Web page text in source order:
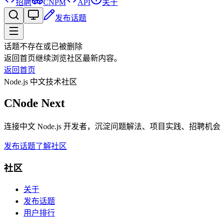
招聘 CNPM API
关于
发布话题
话题不存在或已被删除
返回首页继续浏览社区最新内容。
返回首页
Node.js 中文技术社区
CNode Next
连接中文 Node.js 开发者，沉淀问题解法、项目实践、招聘机会
发布话题了解社区
社区
关于
发布话题
用户排行